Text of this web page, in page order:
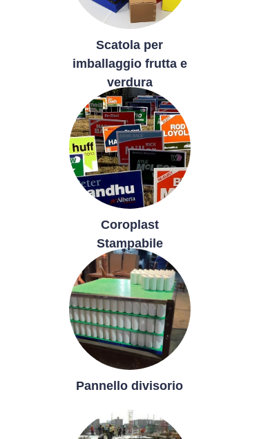
Scatola per
imballaggio frutta e
verdura
Coroplast
Stampabile
Pannello divisorio